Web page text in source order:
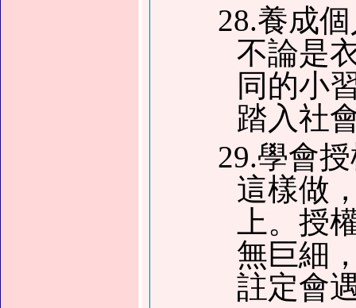
28.養成
不論是
同的小
踏入社
29.學會
這樣做
上。授
無巨細
註定會